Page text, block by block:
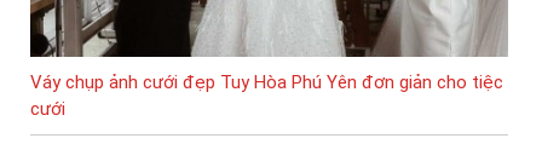
Váy chụp ảnh cưới đẹp Tuy Hòa Phú Yên đơn giản cho tiệc
cưới